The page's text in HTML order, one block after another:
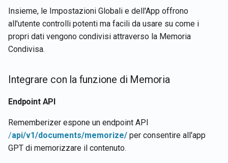
Insieme, le Impostazioni Globali e dell'App offrono
all'utente controlli potenti ma facili da usare su come i
propri dati vengono condivisi attraverso la Memoria
Condivisa.
Integrare con la funzione di Memoria
Endpoint API
Rememberizer espone un endpoint API
/api/v1/documents/memorize/ per consentire all'app
GPT di memorizzare il contenuto.